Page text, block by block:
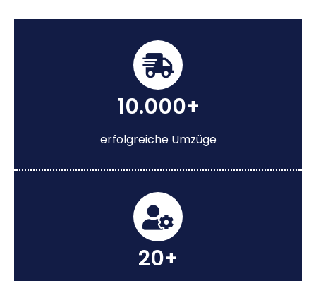
10.000+
erfolgreiche Umzüge
20+